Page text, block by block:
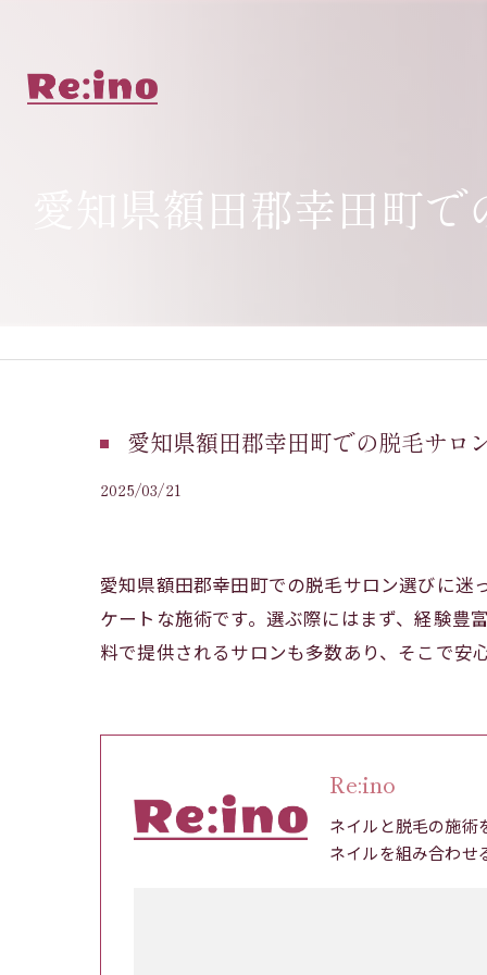
愛知県額田郡幸田町
愛知県額田郡幸田町での脱毛サロ
2025/03/21
愛知県額田郡幸田町での脱毛サロン選びに
ケートな施術です。選ぶ際にはまず、経験豊
料で提供されるサロンも多数あり、そこで安
Re:ino
ネイルと脱毛の施術
ネイルを組み合わせ